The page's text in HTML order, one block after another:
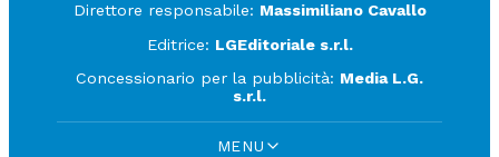
Direttore responsabile: Massimiliano Cavallo
Editrice: LGEditoriale s.r.l.
Concessionario per la pubblicità: Media L.G.
s.r.l.
MENU